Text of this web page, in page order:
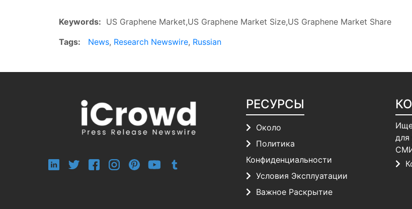
Keywords: US Graphene Market,US Graphene Market Size,US Graphene Market Share
Tags:
News, Research Newswire, Russian
РЕСУРСЫ
Около
Политика
Конфиденциальности
Условия Эксплуатации
Важное Раскрытие
для